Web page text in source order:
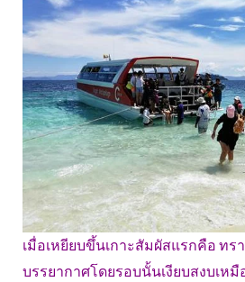
เมื่อเหยียบขึ้นเกาะสัมผัสแรกคือ ท
บรรยากาศโดยรอบนั้นเงียบสงบเหมื